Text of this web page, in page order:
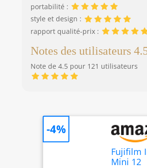
portabilité :
style et design :
rapport qualité-prix :
Notes des utilisateurs
Note de 4.5 pour 121 utilisateurs
Fujifilm
Mini 12
-4%